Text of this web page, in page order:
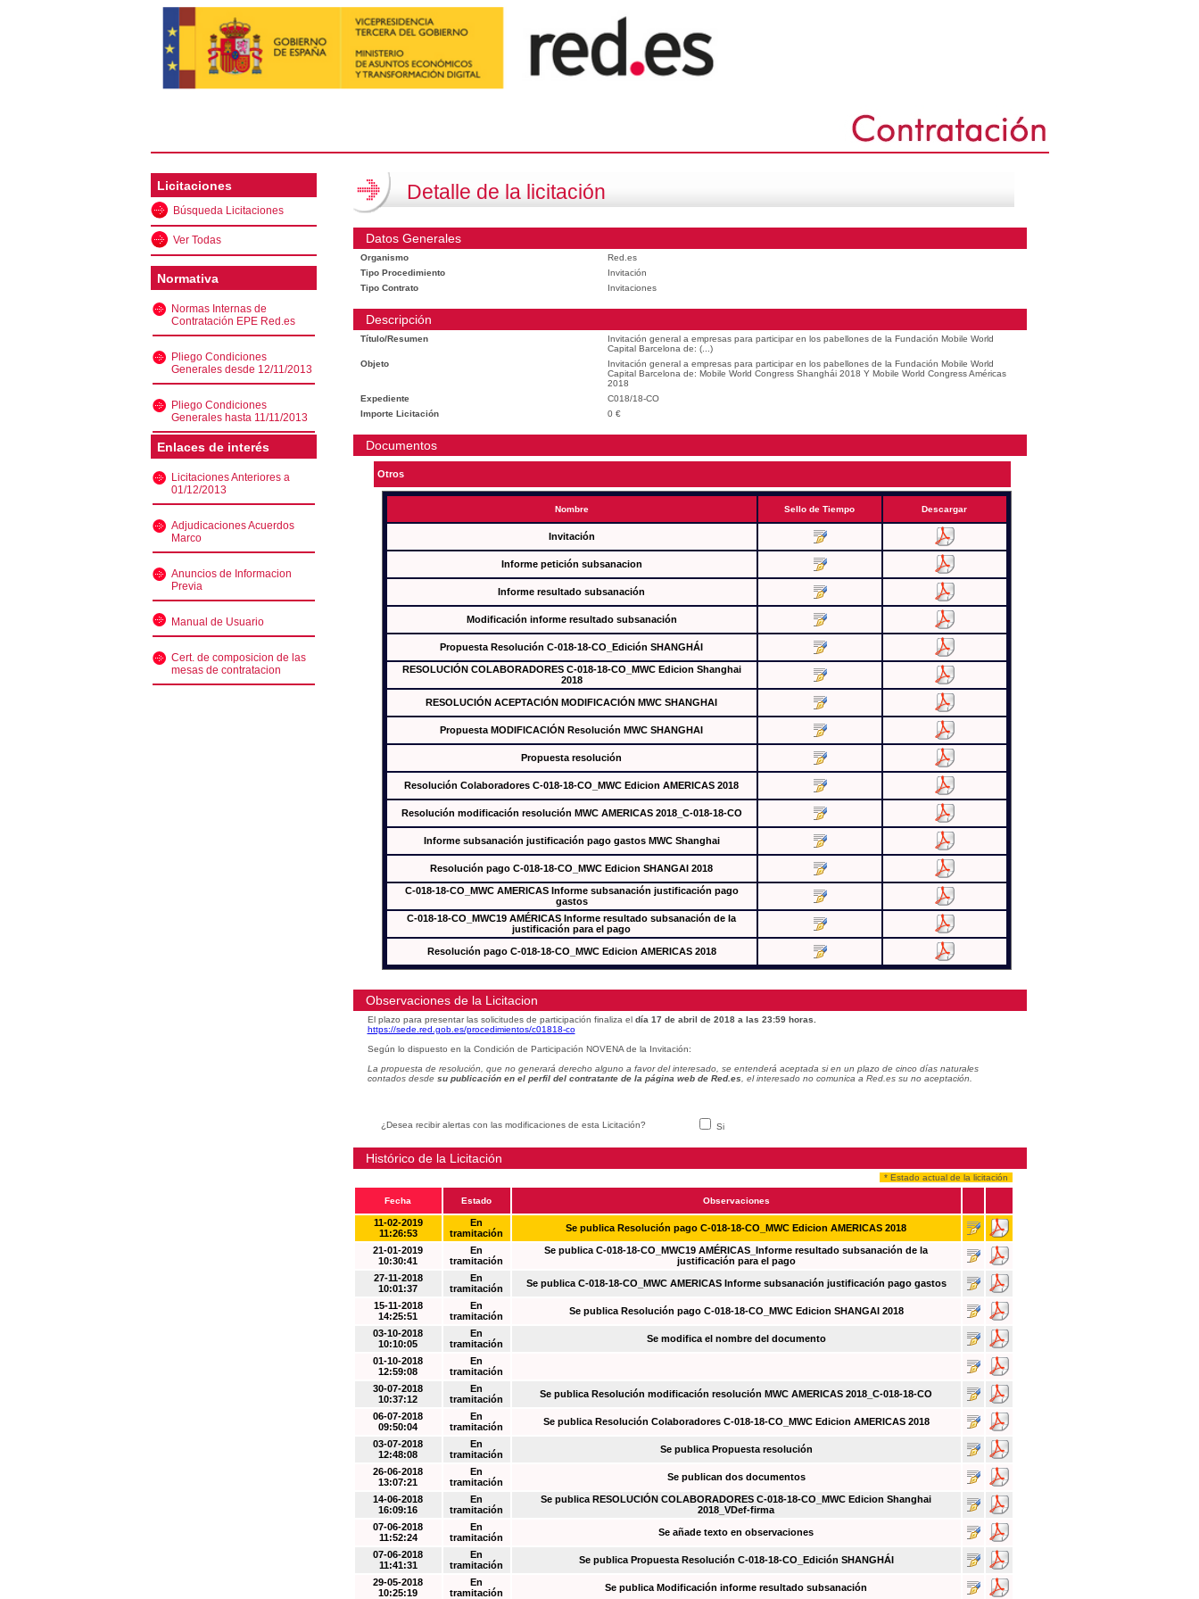
Licitaciones
Búsqueda Licitaciones
Ver Todas
Normativa
Normas Internas de
Contratación EPE Red.es
Pliego Condiciones
Generales desde 12/11/2013
Pliego Condiciones
Generales hasta 11/11/2013
Enlaces de interés
Licitaciones Anteriores a
01/12/2013
Adjudicaciones Acuerdos
Marco
Anuncios de Informacion
Previa
Manual de Usuario
Cert. de composicion de las
mesas de contratacion
Detalle de la licitación
Datos Generales
Organismo
Red.es
Tipo Procedimiento
Invitación
Tipo Contrato
Invitaciones
Descripción
Título/Resumen
Invitación general a empresas para participar en los pabellones de la Fundación Mobile World
Capital Barcelona de: (...)
Objeto
Invitación general a empresas para participar en los pabellones de la Fundación Mobile World
Capital Barcelona de: Mobile World Congress Shanghái 2018 Y Mobile World Congress Américas
2018
Expediente
C018/18-CO
Importe Licitación
0 €
Documentos
Otros
Nombre Sello de Tiempo Descargar
Invitación
Informe petición subsanacion
Informe resultado subsanación
Modificación informe resultado subsanación
Propuesta Resolución C-018-18-CO_Edición SHANGHÁI
RESOLUCIÓN COLABORADORES C-018-18-CO_MWC Edicion Shanghai
2018
RESOLUCIÓN ACEPTACIÓN MODIFICACIÓN MWC SHANGHAI
Propuesta MODIFICACIÓN Resolución MWC SHANGHAI
Propuesta resolución
Resolución Colaboradores C-018-18-CO_MWC Edicion AMERICAS 2018
Resolución modificación resolución MWC AMERICAS 2018_C-018-18-CO
Informe subsanación justificación pago gastos MWC Shanghai
Resolución pago C-018-18-CO_MWC Edicion SHANGAI 2018
C-018-18-CO_MWC AMERICAS Informe subsanación justificación pago
gastos
C-018-18-CO_MWC19 AMÉRICAS Informe resultado subsanación de la
justificación para el pago
Resolución pago C-018-18-CO_MWC Edicion AMERICAS 2018
Observaciones de la Licitacion
El plazo para presentar las solicitudes de participación finaliza el día 17 de abril de 2018 a las 23:59 horas.
https://sede.red.gob.es/procedimientos/c01818-co
Según lo dispuesto en la Condición de Participación NOVENA de la Invitación:
La propuesta de resolución, que no generará derecho alguno a favor del interesado, se entenderá aceptada si en un plazo de cinco días naturales
contados desde su publicación en el perfil del contratante de la página web de Red.es , el interesado no comunica a Red.es su no aceptación.
¿Desea recibir alertas con las modificaciones de esta Licitación? Si
Histórico de la Licitación
* Estado actual de la licitación
Fecha Estado Observaciones
11-02-2019
11:26:53
En
tramitación
Se publica Resolución pago C-018-18-CO_MWC Edicion AMERICAS 2018
21-01-2019
10:30:41
En
tramitación
Se publica C-018-18-CO_MWC19 AMÉRICAS_Informe resultado subsanación de la
justificación para el pago
27-11-2018
10:01:37
En
tramitación
Se publica C-018-18-CO_MWC AMERICAS Informe subsanación justificación pago gastos
15-11-2018
14:25:51
En
tramitación
Se publica Resolución pago C-018-18-CO_MWC Edicion SHANGAI 2018
03-10-2018
10:10:05
En
tramitación
Se modifica el nombre del documento
01-10-2018
12:59:08
En
tramitación
30-07-2018
10:37:12
En
tramitación
Se publica Resolución modificación resolución MWC AMERICAS 2018_C-018-18-CO
06-07-2018
09:50:04
En
tramitación
Se publica Resolución Colaboradores C-018-18-CO_MWC Edicion AMERICAS 2018
03-07-2018
12:48:08
En
tramitación
Se publica Propuesta resolución
26-06-2018
13:07:21
En
tramitación
Se publican dos documentos
14-06-2018
16:09:16
En
tramitación
Se publica RESOLUCIÓN COLABORADORES C-018-18-CO_MWC Edicion Shanghai
2018_VDef-firma
07-06-2018
11:52:24
En
tramitación
Se añade texto en observaciones
07-06-2018
11:41:31
En
tramitación
Se publica Propuesta Resolución C-018-18-CO_Edición SHANGHÁI
29-05-2018
10:25:19
En
tramitación
Se publica Modificación informe resultado subsanación